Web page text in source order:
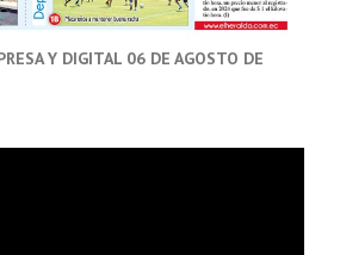
Y DIGITAL 06 DE AGOSTO DE